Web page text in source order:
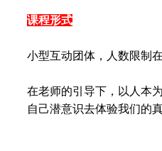
课程形式
小型互动团体，人数限制
在老师的引导下，以人本
自己潜意识去体验我们的